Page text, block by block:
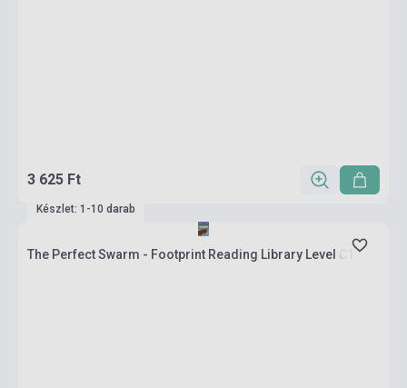
3 625 Ft
Készlet: 1-10 darab
The Perfect Swarm - Footprint Reading Library Level C1